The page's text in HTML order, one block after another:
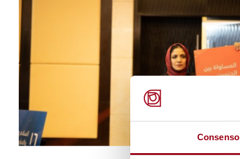
Consenso